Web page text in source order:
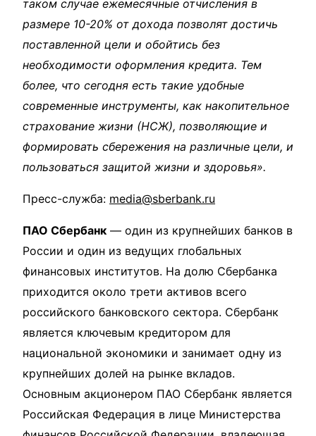
таком случае ежемесячные отчисления в
размере 10-20% от дохода позволят достичь
поставленной цели и обойтись без
необходимости оформления кредита. Тем
более, что сегодня есть такие удобные
современные инструменты, как накопительное
страхование жизни (НСЖ), позволяющие и
формировать сбережения на различные цели, и
пользоваться защитой жизни и здоровья».
Пресс-служба: media@sberbank.ru
ПАО Сбербанк — один из крупнейших банков в
России и один из ведущих глобальных
финансовых институтов. На долю Сбербанка
приходится около трети активов всего
российского банковского сектора. Сбербанк
является ключевым кредитором для
национальной экономики и занимает одну из
крупнейших долей на рынке вкладов.
Основным акционером ПАО Сбербанк является
Российская Федерация в лице Министерства